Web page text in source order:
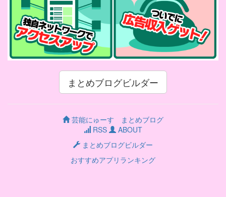
まとめブログビルダー
芸能にゅーす まとめブログ
RSS
ABOUT
まとめブログビルダー
おすすめアプリランキング